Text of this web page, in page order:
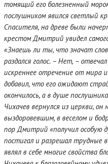
томящий его болезненный
послушником явился светлый
Спасителя, на древе были
крестом Дмитрий увидел
«Знаешь ли ты, что значат
раздался голос. – Нет, –
искреннее отречение от мира
добавил, что его ожидают
окончилось, а в душе
Чихачев вернулся из церкви,
выздоровевшим, в веселом и
пор Дмитрий «получил особую
постигал и разрешал трудные
являл в себе многие свойства